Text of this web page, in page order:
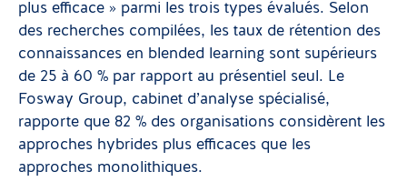
plus efficace » parmi les trois types évalués. Selon
des recherches compilées, les taux de rétention des
connaissances en blended learning sont supérieurs
de 25 à 60 % par rapport au présentiel seul. Le
Fosway Group, cabinet d’analyse spécialisé,
rapporte que 82 % des organisations considèrent les
approches hybrides plus efficaces que les
approches monolithiques.